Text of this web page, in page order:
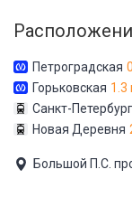
Петроградская
Горьковская 1.3
Санкт-
Новая Деревня
Большой П.С.